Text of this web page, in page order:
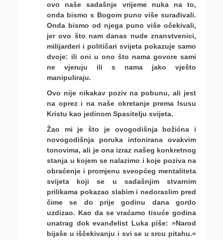
ovo naše sadašnje vrijeme nuka na to,
onda bismo s Bogom puno više surađivali.
Onda bismo od njega puno više očekivali,
jer ovo što nam danas nude znanstvenici,
milijarderi i političari svijeta pokazuje samo
dvoje: ili oni u ono što nama govore sami
ne vjeruju ili s nama jako vješto
manipuliraju.
Ovo nije nikakav poziv na pobunu, ali jest
na oprez i na naše okretanje prema Isusu
Kristu kao jedinom Spasitelju svijeta.
Žao mi je što je ovogodišnja božićna i
novogodišnja poruka intonirana ovakvim
tonovima, ali je ona izraz našeg konkretnog
stanja u kojem se nalazimo i koje poziva na
obraćenje i promjenu sveopćeg mentaliteta
svijeta koji se u sadašnjim stvarnim
prilikama pokazao slabim i nedoraslim pred
čime se do prije godinu dana gordo
uzdizao. Kao da se vraćamo tisuće godina
unatrag dok evanđelist Luka piše: »Narod
bijaše u iščekivanju i svi se u srcu pitahu.«